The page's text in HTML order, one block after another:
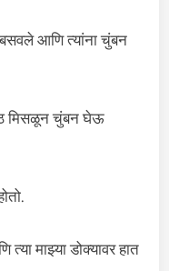
बसवले आणि त्यांना चुंबन
मिसळून चुंबन घेऊ
माझ्या डोक्यावर हात